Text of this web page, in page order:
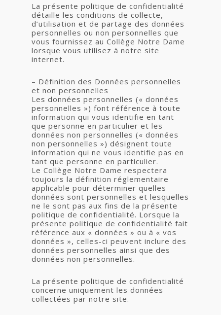
La présente politique de confidentialité
détaille les conditions de collecte,
d’utilisation et de partage des données
personnelles ou non personnelles que
vous fournissez au Collège Notre Dame
lorsque vous utilisez à notre site
internet.
– Définition des Données personnelles
et non personnelles
Les données personnelles (« données
personnelles ») font référence à toute
information qui vous identifie en tant
que personne en particulier et les
données non personnelles (« données
non personnelles ») désignent toute
information qui ne vous identifie pas en
tant que personne en particulier.
Le Collège Notre Dame respectera
toujours la définition réglementaire
applicable pour déterminer quelles
données sont personnelles et lesquelles
ne le sont pas aux fins de la présente
politique de confidentialité. Lorsque la
présente politique de confidentialité fait
référence aux « données » ou à « vos
données », celles-ci peuvent inclure des
données personnelles ainsi que des
données non personnelles.
La présente politique de confidentialité
concerne uniquement les données
collectées par notre site.